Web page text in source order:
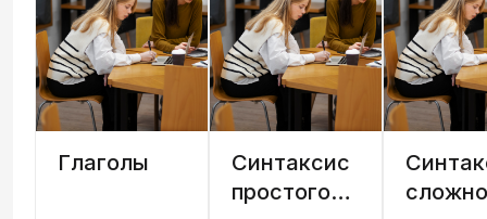
Глаголы
Синтаксис
простого